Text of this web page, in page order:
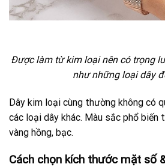
Được làm từ kim loại nên có trọng
như những loại dây
Dây kim loại cùng thường không có
các loại dây khác. Màu sắc phổ biến
vàng hồng, bạc.
Cách chọn kích thước mặt số